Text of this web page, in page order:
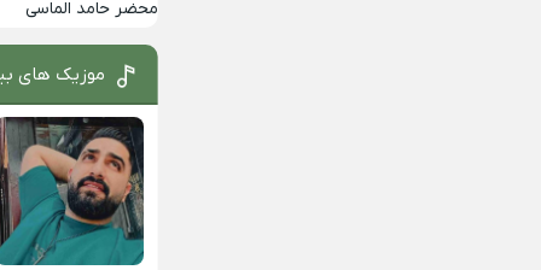
محضر حامد الماسی
موزیک های